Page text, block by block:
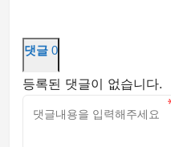
댓글 0
등록된 댓글이 없습니다.